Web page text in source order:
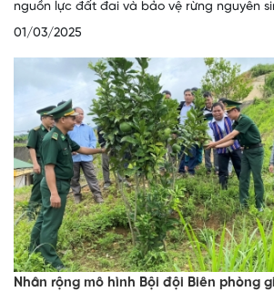
nguồn lực đất đai và bảo vệ rừng nguyên
01/03/2025
Nhân rộng mô hình Bội đội Biên phòng